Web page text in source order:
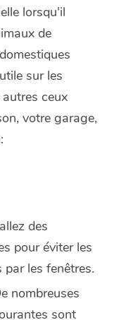
lorsqu'il
de
sur les
ceux
votre garage,
des
pour éviter les
les fenêtres.
nombreuses
sont